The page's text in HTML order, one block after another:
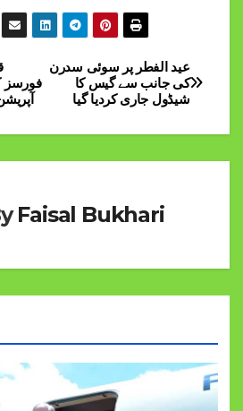
عید الفطر پر سوئی سدرن
کی جانب سے گیس کا
شیڈول جاری کردیا گیا
فورسز
آپریشن 6 دہشت
Faisal Bukhari